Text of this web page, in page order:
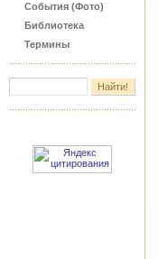
События (Фото)
Библиотека
Термины